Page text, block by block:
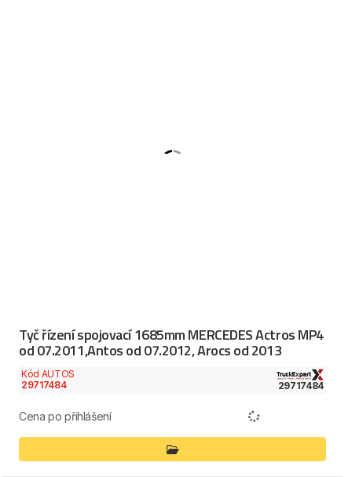
Tyč řízení spojovací 1685mm MERCEDES Actros MP4
od 07.2011,Antos od 07.2012, Arocs od 2013
Kód AUTOS
29717484
29717484
Cena po přihlášení